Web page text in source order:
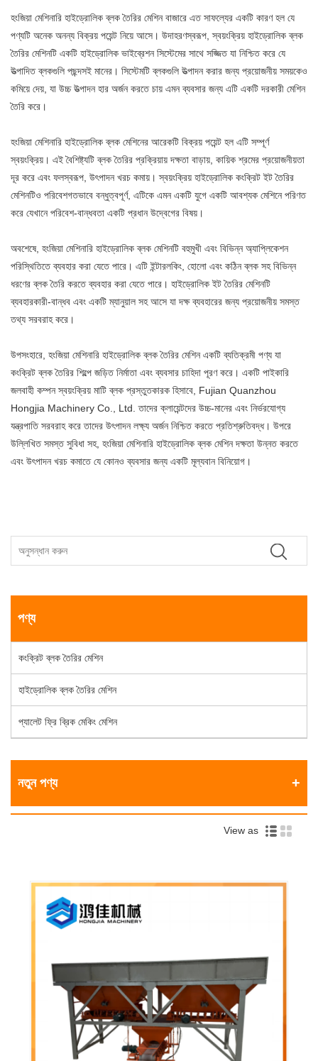
হংজিয়া মেশিনারি হাইড্রোলিক ব্লক তৈরির মেশিন বাজারে এত সাফল্যের একটি কারণ হল যে
পণ্যটি অনেক অনন্য বিক্রয় পয়েন্ট নিয়ে আসে। উদাহরণস্বরূপ, স্বয়ংক্রিয় হাইড্রোলিক ব্লক
তৈরির মেশিনটি একটি হাইড্রোলিক ভাইব্রেশন সিস্টেমের সাথে সজ্জিত যা নিশ্চিত করে যে
উত্পাদিত ব্লকগুলি পছন্দসই মানের। সিস্টেমটি ব্লকগুলি উত্পাদন করার জন্য প্রয়োজনীয় সময়কেও
কমিয়ে দেয়, যা উচ্চ উত্পাদন হার অর্জন করতে চায় এমন ব্যবসার জন্য এটি একটি দরকারী মেশিন
তৈরি করে।
হংজিয়া মেশিনারি হাইড্রোলিক ব্লক মেশিনের আরেকটি বিক্রয় পয়েন্ট হল এটি সম্পূর্ণ
স্বয়ংক্রিয়। এই বৈশিষ্ট্যটি ব্লক তৈরির প্রক্রিয়ায় দক্ষতা বাড়ায়, কায়িক শ্রমের প্রয়োজনীয়তা
দূর করে এবং ফলস্বরূপ, উৎপাদন খরচ কমায়। স্বয়ংক্রিয় হাইড্রোলিক কংক্রিট ইট তৈরির
মেশিনটিও পরিবেশগতভাবে বন্ধুত্বপূর্ণ, এটিকে এমন একটি যুগে একটি আবশ্যক মেশিনে পরিণত
করে যেখানে পরিবেশ-বান্ধবতা একটি প্রধান উদ্বেগের বিষয়।
অবশেষে, হংজিয়া মেশিনারি হাইড্রোলিক ব্লক মেশিনটি বহুমুখী এবং বিভিন্ন অ্যাপ্লিকেশন
পরিস্থিতিতে ব্যবহার করা যেতে পারে। এটি ইন্টারলকিং, হোলো এবং কঠিন ব্লক সহ বিভিন্ন
ধরণের ব্লক তৈরি করতে ব্যবহার করা যেতে পারে। হাইড্রোলিক ইট তৈরির মেশিনটি
ব্যবহারকারী-বান্ধব এবং একটি ম্যানুয়াল সহ আসে যা দক্ষ ব্যবহারের জন্য প্রয়োজনীয় সমস্ত
তথ্য সরবরাহ করে।
উপসংহারে, হংজিয়া মেশিনারি হাইড্রোলিক ব্লক তৈরির মেশিন একটি ব্যতিক্রমী পণ্য যা
কংক্রিট ব্লক তৈরির শিল্পে জড়িত নির্মাতা এবং ব্যবসার চাহিদা পূরণ করে। একটি পাইকারি
জলবাহী কম্পন স্বয়ংক্রিয় মাটি ব্লক প্রস্তুতকারক হিসাবে, Fujian Quanzhou
Hongjia Machinery Co., Ltd. তাদের ক্লায়েন্টদের উচ্চ-মানের এবং নির্ভরযোগ্য
যন্ত্রপাতি সরবরাহ করে তাদের উৎপাদন লক্ষ্য অর্জন নিশ্চিত করতে প্রতিশ্রুতিবদ্ধ। উপরে
উল্লিখিত সমস্ত সুবিধা সহ, হংজিয়া মেশিনারি হাইড্রোলিক ব্লক মেশিন দক্ষতা উন্নত করতে
এবং উৎপাদন খরচ কমাতে যে কোনও ব্যবসার জন্য একটি মূল্যবান বিনিয়োগ।
পণ্য
কংক্রিট ব্লক তৈরির মেশিন
হাইড্রোলিক ব্লক তৈরির মেশিন
প্যালেট ফ্রি ব্রিক মেকিং মেশিন
নতুন পণ্য
View as